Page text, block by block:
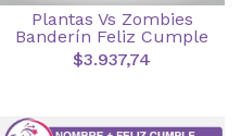
Plantas Vs Zombies
Banderín Feliz Cumple
$3.937,74